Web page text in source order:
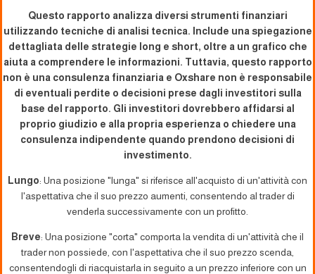
Questo rapporto analizza diversi strumenti finanziari
utilizzando tecniche di analisi tecnica. Include una spiegazione
dettagliata delle strategie long e short, oltre a un grafico che
aiuta a comprendere le informazioni. Tuttavia, questo rapporto
non è una consulenza finanziaria e Oxshare non è responsabile
di eventuali perdite o decisioni prese dagli investitori sulla
base del rapporto. Gli investitori dovrebbero affidarsi al
proprio giudizio e alla propria esperienza o chiedere una
consulenza indipendente quando prendono decisioni di
investimento.
Lungo: Una posizione "lunga" si riferisce all'acquisto di un'attività con
l'aspettativa che il suo prezzo aumenti, consentendo al trader di
venderla successivamente con un profitto.
Breve: Una posizione "corta" comporta la vendita di un'attività che il
trader non possiede, con l'aspettativa che il suo prezzo scenda,
consentendogli di riacquistarla in seguito a un prezzo inferiore con un